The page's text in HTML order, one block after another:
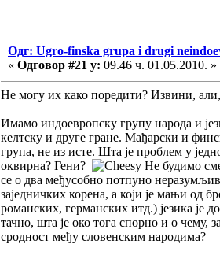
Одг: Ugro-finska grupa i drugi
« Одговор #21 у: 09.46 ч. 01.05.2010. »
Не могу их како поредити? Извини,
Имамо индоевропску групу народа и
келтску и друге гране. Мађарски и
група, не из исте. Шта је проблем у
оквирна? Гени?
Не будимо
се о два међусобно потпуно
заједничких корена, а који је мањи од
романских, германских итд.) језика је
тачно, шта је око тога спорно и о чему,
сродност међу словенским народима?